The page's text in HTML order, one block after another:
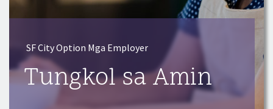
SF City Option Mga Employer
Tungkol sa Amin